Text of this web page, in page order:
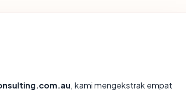
, kami mengekstrak empat